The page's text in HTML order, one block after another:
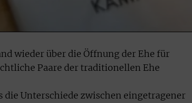
wieder über die Öffnung der Ehe für
Paare der traditionellen Ehe
Unterschiede zwischen eingetragener